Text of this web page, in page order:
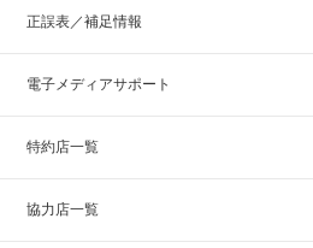
正誤表／補足情報
電子メディアサポート
特約店一覧
協力店一覧